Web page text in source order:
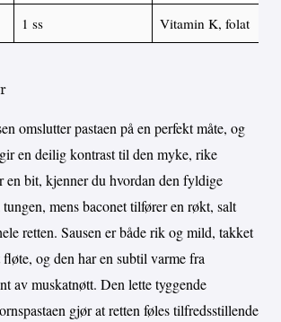
1 ss Vitamin K, folat
omslutter pastaen på en perfekt måte, og
en deilig kontrast til den myke, rike
en bit, kjenner du hvordan den fyldige
tungen, mens baconet tilfører en røkt, salt
retten. Sausen er både rik og mild, takket
og den har en subtil varme fra
av muskatnøtt. Den lette tyggende
gjør at retten føles tilfredsstillende